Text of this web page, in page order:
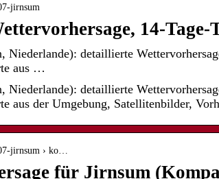
jirnsum
14-Tage-
Niederlande): detaillierte
aus …
Niederlande): detaillierte
aus der Umgebung, Satellitenbilder,
jirnsum › ko…
für Jirnsum